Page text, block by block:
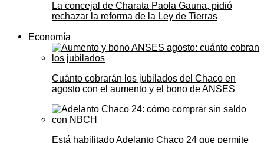
La concejal de Charata Paola Gauna, pidió
rechazar la reforma de la Ley de Tierras
Economía
Cuánto cobrarán los jubilados del Chaco en
agosto con el aumento y el bono de ANSES
Está habilitado Adelanto Chaco 24 que permite